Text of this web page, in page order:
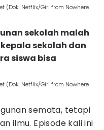
(Dok. Netflix/Girl from Nowhere
sekolah malah
sekolah dan
siswa bisa
(Dok. Netflix/Girl from Nowhere
semata, tetapi
ilmu. Episode kali ini